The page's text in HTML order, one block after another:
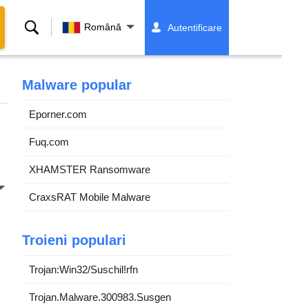
Căutare Română Autentificare
Malware popular
Eporner.com
Fuq.com
XHAMSTER Ransomware
CraxsRAT Mobile Malware
Troieni populari
Trojan:Win32/Suschil!rfn
Trojan.Malware.300983.Susgen